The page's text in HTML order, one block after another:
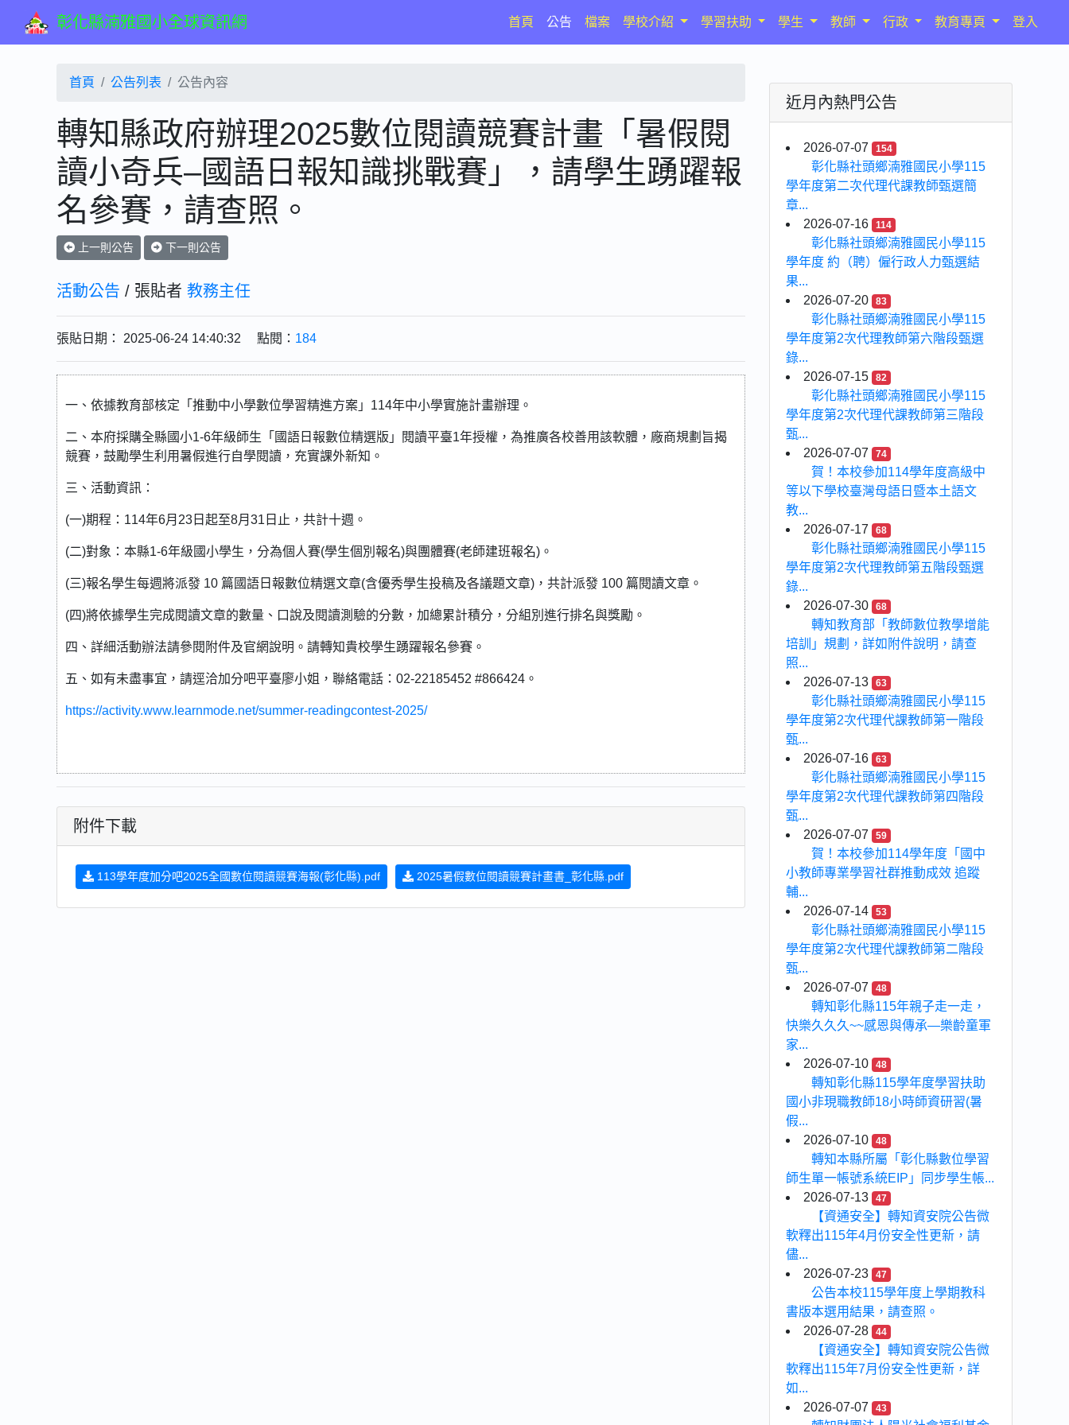
彰化縣湳雅國小全球資訊網 首頁(current)
公告 檔案 學校介紹 學習扶助 學生 教師 行政 教育專頁 登入
首頁 公告列表 公告內容
轉知縣政府辦理2025數位閱讀競賽計畫「暑假閱
讀小奇兵–國語日報知識挑戰賽」，請學生踴躍報
名參賽，請查照。
上一則公告 下一則公告
活動公告 / 張貼者 教務主任
張貼日期： 2025-06-24 14:40:32 點閱： 184
一、依據教育部核定「推動中小學數位學習精進方案」114年中小學實施計畫辦理。
二、本府採購全縣國小1-6年級師生「國語日報數位精選版」閱讀平臺1年授權，為推廣各校善用該軟體，廠商規劃旨揭
競賽，鼓勵學生利用暑假進行自學閱讀，充實課外新知。
三、活動資訊：
(一)期程：114年6月23日起至8月31日止，共計十週。
(二)對象：本縣1-6年級國小學生，分為個人賽(學生個別報名)與團體賽(老師建班報名)。
(三)報名學生每週將派發 10 篇國語日報數位精選文章(含優秀學生投稿及各議題文章)，共計派發 100 篇閱讀文章。
(四)將依據學生完成閱讀文章的數量、口說及閱讀測驗的分數，加總累計積分，分組別進行排名與獎勵。
四、詳細活動辦法請參閱附件及官網說明。請轉知貴校學生踴躍報名參賽。
五、如有未盡事宜，請逕洽加分吧平臺廖小姐，聯絡電話：02-22185452 #866424。
https://activity.www.learnmode.net/summer-readingcontest-2025/
附件下載
113學年度加分吧2025全國數位閱讀競賽海報(彰化縣).pdf 2025暑假數位閱讀競賽計畫書_彰化縣.pdf
近月內熱門公告
2026-07-07 154
彰化縣社頭鄉湳雅國民小學115
學年度第二次代理代課教師甄選簡
章...
2026-07-16
114
彰化縣社頭鄉湳雅國民小學115
學年度 約（聘）僱行政人力甄選結
果...
2026-07-20
83
彰化縣社頭鄉湳雅國民小學115
學年度第2次代理教師第六階段甄選
錄...
2026-07-15
82
彰化縣社頭鄉湳雅國民小學115
學年度第2次代理代課教師第三階段
甄...
2026-07-07
74
賀！本校參加114學年度高級中
等以下學校臺灣母語日暨本土語文
教...
2026-07-17
68
彰化縣社頭鄉湳雅國民小學115
學年度第2次代理教師第五階段甄選
錄...
2026-07-30
68
轉知教育部「教師數位教學增能
培訓」規劃，詳如附件說明，請查
照...
2026-07-13
63
彰化縣社頭鄉湳雅國民小學115
學年度第2次代理代課教師第一階段
甄...
2026-07-16
63
彰化縣社頭鄉湳雅國民小學115
學年度第2次代理代課教師第四階段
甄...
2026-07-07
59
賀！本校參加114學年度「國中
小教師專業學習社群推動成效 追蹤
輔...
2026-07-14
53
彰化縣社頭鄉湳雅國民小學115
學年度第2次代理代課教師第二階段
甄...
2026-07-07
48
轉知彰化縣115年親子走一走，
快樂久久久~~感恩與傳承—樂齡童軍
家...
2026-07-10
48
轉知彰化縣115學年度學習扶助
國小非現職教師18小時師資研習(暑
假...
2026-07-10
48
轉知本縣所屬「彰化縣數位學習
師生單一帳號系統EIP」同步學生帳...
2026-07-13
47
【資通安全】轉知資安院公告微
軟釋出115年4月份安全性更新，請
儘...
2026-07-23
47
公告本校115學年度上學期教科
書版本選用結果，請查照。
2026-07-28
44
【資通安全】轉知資安院公告微
軟釋出115年7月份安全性更新，詳
如...
2026-07-07
43